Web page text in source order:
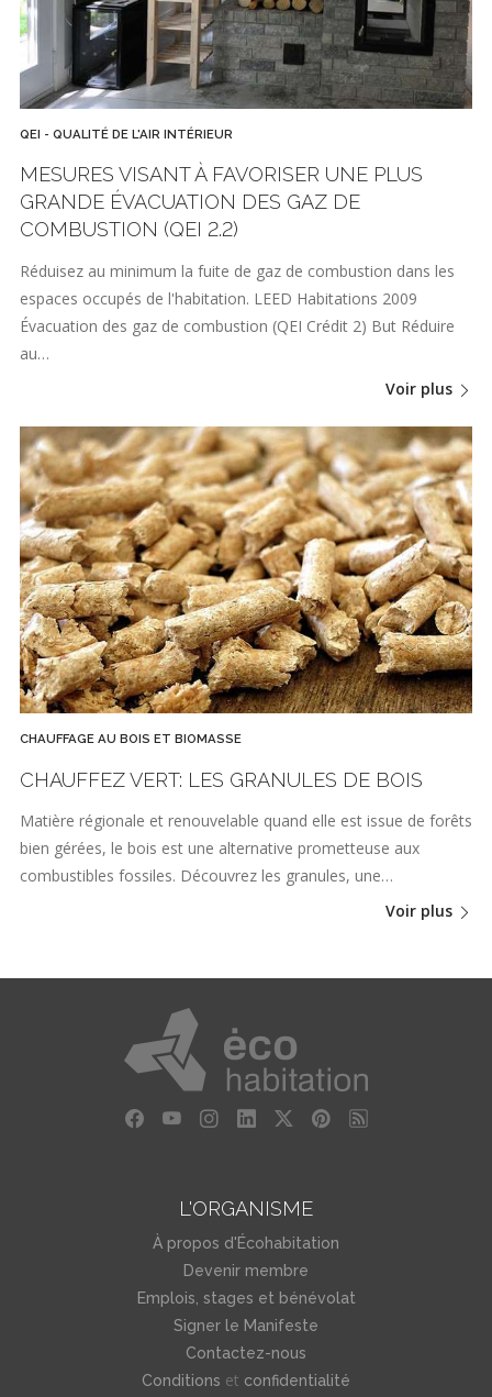
QEI - QUALITÉ DE L'AIR INTÉRIEUR
MESURES VISANT À FAVORISER UNE PLUS
GRANDE ÉVACUATION DES GAZ DE
COMBUSTION (QEI 2.2)
Réduisez au minimum la fuite de gaz de combustion dans les
espaces occupés de l'habitation. LEED Habitations 2009
Évacuation des gaz de combustion (QEI Crédit 2) But Réduire
au…
Voir plus
CHAUFFAGE AU BOIS ET BIOMASSE
CHAUFFEZ VERT: LES GRANULES DE BOIS
Matière régionale et renouvelable quand elle est issue de forêts
bien gérées, le bois est une alternative prometteuse aux
combustibles fossiles. Découvrez les granules, une…
Voir plus
L'ORGANISME
À propos d'Écohabitation
Devenir membre
Emplois, stages et bénévolat
Signer le Manifeste
Contactez-nous
Conditions et confidentialité